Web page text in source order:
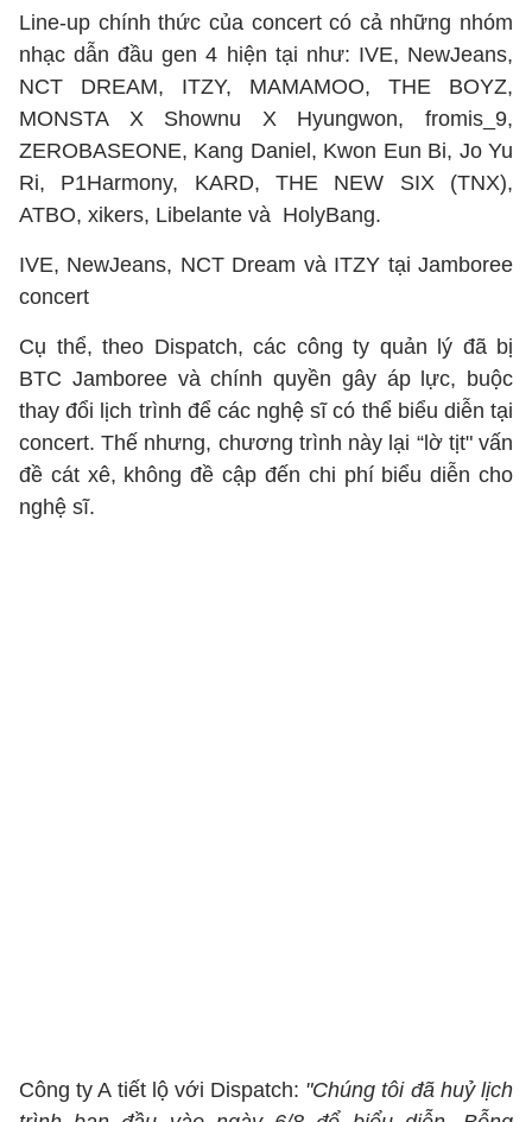
Line-up chính thức của concert có cả những nhóm
nhạc dẫn đầu gen 4 hiện tại như: IVE, NewJeans,
NCT DREAM, ITZY, MAMAMOO, THE BOYZ,
MONSTA X Shownu X Hyungwon, fromis_9,
ZEROBASEONE, Kang Daniel, Kwon Eun Bi, Jo Yu
Ri, P1Harmony, KARD, THE NEW SIX (TNX),
ATBO, xikers, Libelante và HolyBang.
IVE, NewJeans, NCT Dream và ITZY tại Jamboree
concert
Cụ thể, theo Dispatch, các công ty quản lý đã bị
BTC Jamboree và chính quyền gây áp lực, buộc
thay đổi lịch trình để các nghệ sĩ có thể biểu diễn tại
concert. Thế nhưng, chương trình này lại “lờ tịt" vấn
đề cát xê, không đề cập đến chi phí biểu diễn cho
nghệ sĩ.
Công ty A tiết lộ với Dispatch: "Chúng tôi đã huỷ lịch